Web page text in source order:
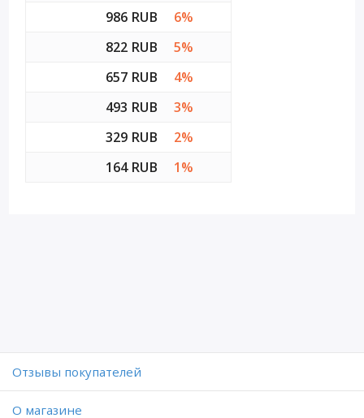
986 RUB
6%
822 RUB
5%
657 RUB
4%
493 RUB
3%
329 RUB
2%
164 RUB
1%
Отзывы покупателей
O магазине